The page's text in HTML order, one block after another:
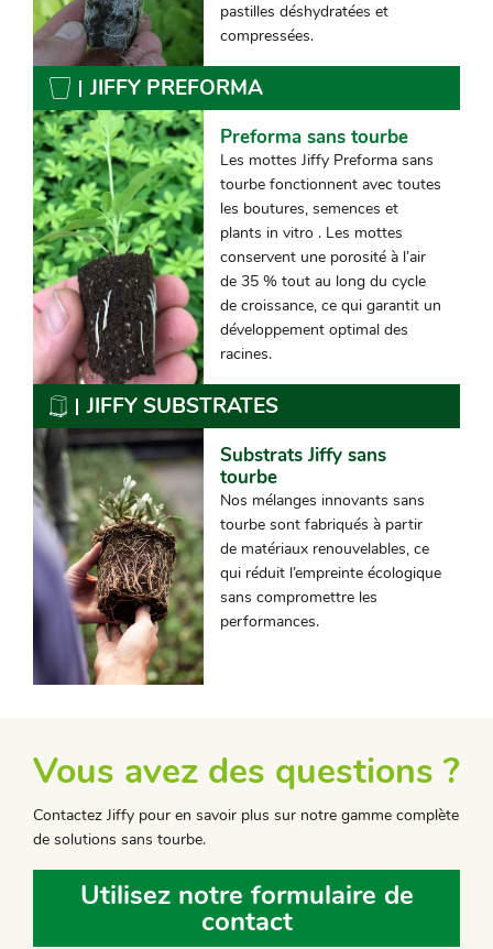
pastilles déshydratées et
compressées.
JIFFY PREFORMA
Preforma sans tourbe
Les mottes Jiffy Preforma sans
tourbe fonctionnent avec toutes
les boutures, semences et
plants in vitro . Les mottes
conservent une porosité à l’air
de 35 % tout au long du cycle
de croissance, ce qui garantit un
développement optimal des
racines.
JIFFY SUBSTRATES
Substrats Jiffy sans
tourbe
Nos mélanges innovants sans
tourbe sont fabriqués à partir
de matériaux renouvelables, ce
qui réduit l’empreinte écologique
sans compromettre les
performances.
Vous avez des questions ?
Contactez Jiffy pour en savoir plus sur notre gamme complète
de solutions sans tourbe.
Utilisez notre formulaire de
contact